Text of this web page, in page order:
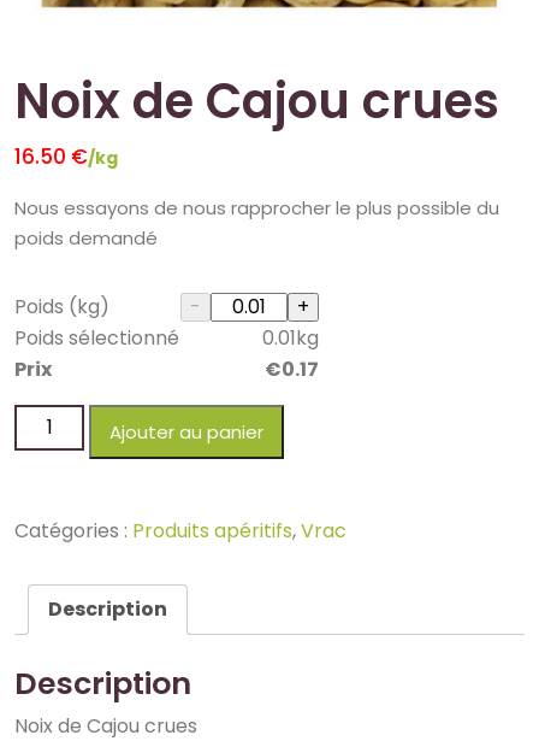
Noix de Cajou crues
16.50 €/kg
Nous essayons de nous rapprocher le plus possible du
poids demandé
Poids (kg)
Poids sélectionné
0.01kg
Prix
€0.17
Ajouter au panier
Catégories : Produits apéritifs,Vrac
Description
Description
Noix de Cajou crues